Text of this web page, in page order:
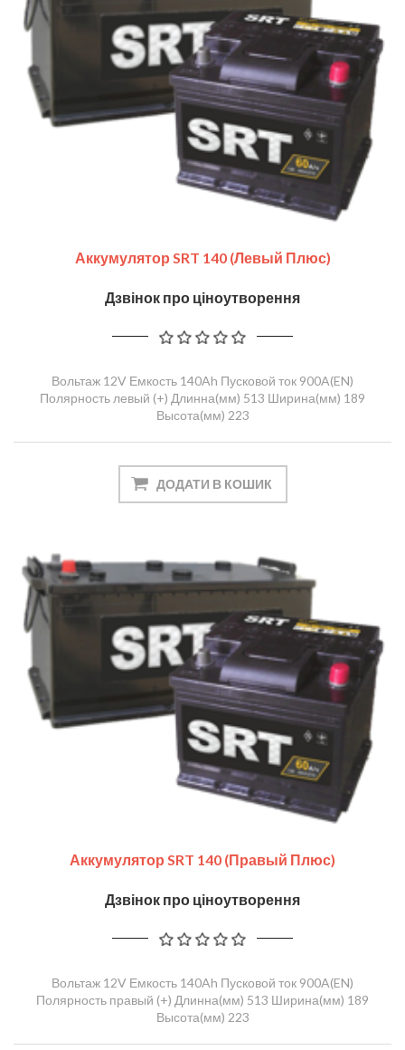
Аккумулятор SRT 140 (левый Плюс)
Дзвінок про ціноутворення
Вольтаж 12V Емкость 140Ah Пусковой ток 900A(EN)
Полярность левый (+) Длинна(мм) 513 Ширина(мм) 189
Высота(мм) 223
Аккумулятор SRT 140 (правый Плюс)
Дзвінок про ціноутворення
Вольтаж 12V Емкость 140Ah Пусковой ток 900A(EN)
Полярность правый (+) Длинна(мм) 513 Ширина(мм) 189
Высота(мм) 223